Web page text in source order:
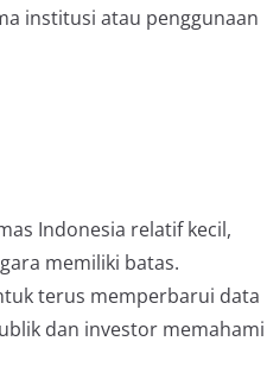
institusi atau penggunaan
Indonesia relatif kecil,
memiliki batas.
terus memperbarui data
dan investor memahami